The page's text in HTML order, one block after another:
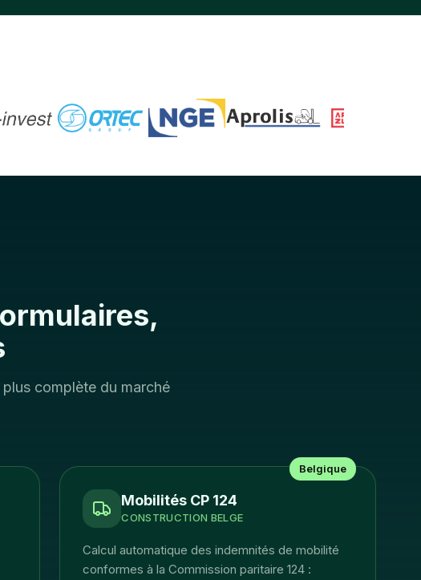
complète du marché
Belgique
Mobilités CP 124
CONSTRUCTION BELGE
Calcul automatique des indemnités de mobilité
conformes à la Commission paritaire 124 :